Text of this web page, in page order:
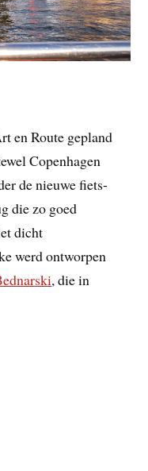
en Route gepland
Copenhagen
de nieuwe fiets-
die zo goed
dicht
werd ontworpen
, die in